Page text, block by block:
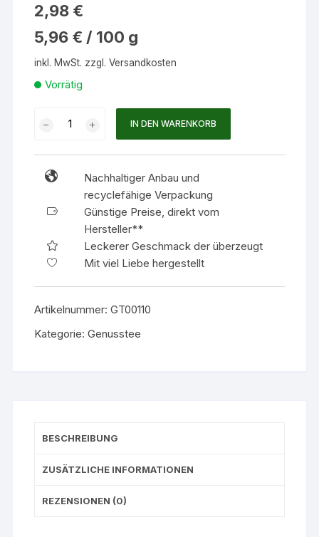
2,98 €
5,96 € / 100 g
inkl. MwSt. zzgl.Versandkosten
Vorrätig
Ingwer
Menge
IN DEN WARENKORB
Nachhaltiger Anbau und
recyclefähige Verpackung
Günstige Preise, direkt vom
Hersteller**
Leckerer Geschmack der überzeugt
Mit viel Liebe hergestellt
Artikelnummer:GT00110
Kategorie:Genusstee
BESCHREIBUNG
ZUSÄTZLICHE INFORMATIONEN
REZENSIONEN (0)